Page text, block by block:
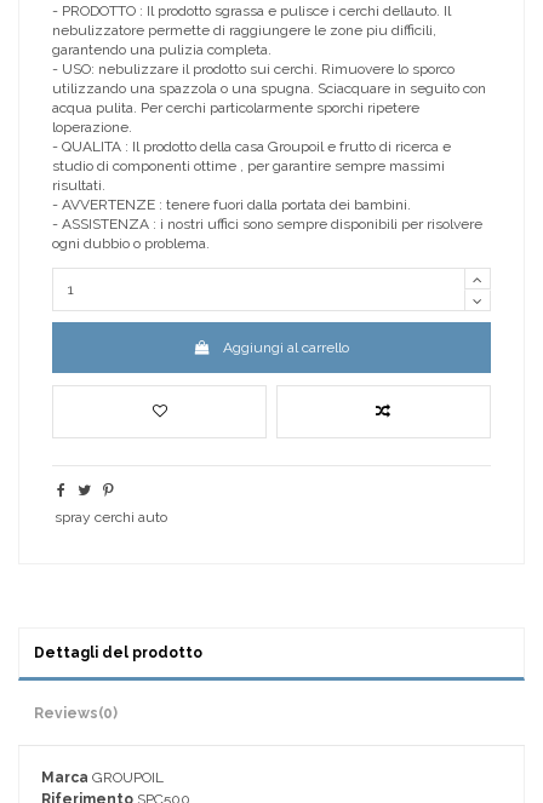
- PRODOTTO : Il prodotto sgrassa e pulisce i cerchi dellauto. Il
nebulizzatore permette di raggiungere le zone piu difficili,
garantendo una pulizia completa.
- USO: nebulizzare il prodotto sui cerchi. Rimuovere lo sporco
utilizzando una spazzola o una spugna. Sciacquare in seguito con
acqua pulita. Per cerchi particolarmente sporchi ripetere
loperazione.
- QUALITA : Il prodotto della casa Groupoil e frutto di ricerca e
studio di componenti ottime , per garantire sempre massimi
risultati.
- AVVERTENZE : tenere fuori dalla portata dei bambini.
- ASSISTENZA : i nostri uffici sono sempre disponibili per risolvere
ogni dubbio o problema.
Aggiungi al carrello
spray cerchi auto
Dettagli del prodotto
Reviews(0)
Marca GROUPOIL
Riferimento SPC500